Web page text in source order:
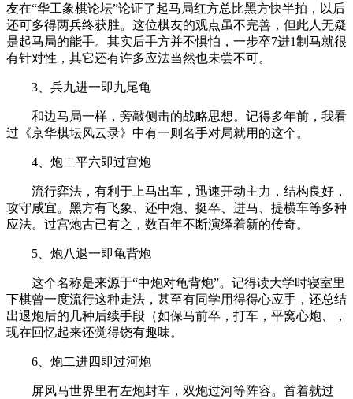
友在“华工象棋论坛”论证了起马局红方总比黑方快半拍，以后
还可多得两兵终获胜。这位棋友的观点虽不完善，但此人无疑
是起马局的能手。其实后手方并不惧怕，一步卒7进1制马就很
有针对性，其它还有许多应法当然也未尝不可。
3、兵九进一即九尾龟
和边马局一样，旁敲侧击的战略思想。记得多年前，我看
过《京华棋坛风云录》中有一则名手对局就用的这个。
4、炮二平六即过宫炮
流行弈法，有利于上马出车，迅速开动主力，结构良好，
攻守咸宜。黑方有飞象、还中炮、挺卒、进马、提横车等多种
应法。过宫炮古已有之，数百年不断演绎着新的传奇。
5、炮八退一即龟背炮
这个名称是来源于“中炮对龟背炮”。记得读大学时寝室里
下棋曾一度流行这种走法，甚至有同学用得得心应手，还总结
出退炮后的几种后续手段（如保马前卒，打车，平窝心炮、，
现在回忆起来还觉得饶有趣味。
6、炮二进四即过河炮
屏风马世界里有左炮封车，双炮过河等阵容。首着就过